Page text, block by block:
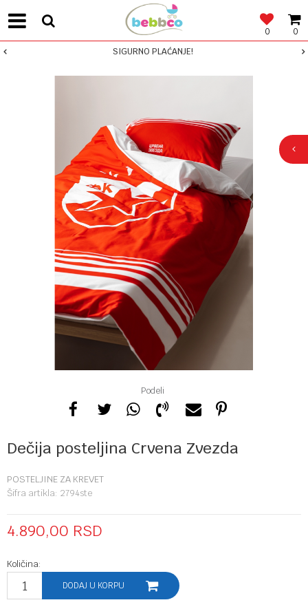
0
0
SIGURNO PLAĆANJE!
Podeli
Dečija posteljina Crvena Zvezda
POSTELJINE ZA KREVET
Šifra artikla: 2794ste
4.890,00 RSD
Količina:
DODAJ U KORPU